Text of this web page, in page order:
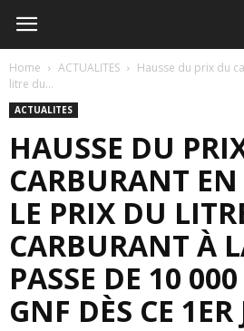
Home ACTUALITES
Hausse du prix du
litre du...
ACTUALITES
HAUSSE DU
CARBURANT
LE PRIX DU
CARBURANT À
PASSE DE 10
GNF DÈS CE